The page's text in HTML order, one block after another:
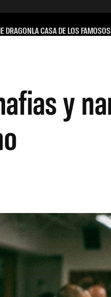
DRAGONLA CASA DE LOS FAMOSOS
y